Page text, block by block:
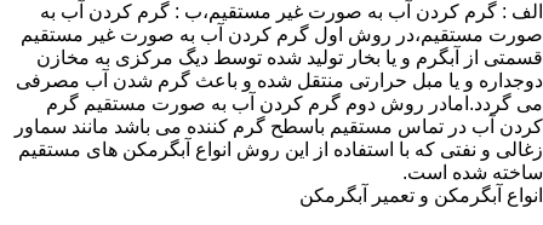
الف : گرم کردن آب به صورت غیر مستقیم،ب : گرم کردن آب به
صورت مستقیم،در روش اول گرم کردن آب به صورت غیر مستقیم
قسمتی از آبگرم و یا بخار تولید شده توسط دیگ مرکزی به مخازن
دوجداره و یا مبل حرارتی منتقل شده و باعث گرم شدن آب مصرفی
می گردد.امادر روش دوم گرم کردن آب به صورت مستقیم گرم
کردن آب در تماس مستقیم باسطح گرم کننده می باشد مانند سماور
زغالی و نفتی که با استفاده از این روش انواع آبگرمکن های مستقیم
ساخته شده است.
انواع آبگرمکن و تعمیر آبگرمکن